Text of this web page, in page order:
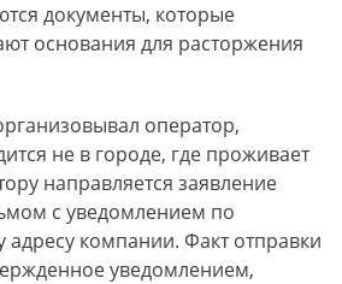
документы, которые
основания для расторжения
оператор,
не в городе, где проживает
направляется заявление
с уведомлением по
компании. Факт отправки
уведомлением,